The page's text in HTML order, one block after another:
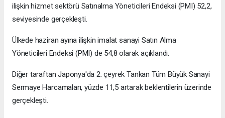
ilişkin hizmet sektörü Satınalma Yöneticileri Endeksi (PMI) 52,2,
seviyesinde gerçekleşti.
Ülkede haziran ayına ilişkin imalat sanayi Satın Alma
Yöneticileri Endeksi (PMI) de 54,8 olarak açıklandı.
Diğer taraftan Japonya'da 2. çeyrek Tankan Tüm Büyük Sanayi
Sermaye Harcamaları, yüzde 11,5 artarak beklentilerin üzerinde
gerçekleşti.